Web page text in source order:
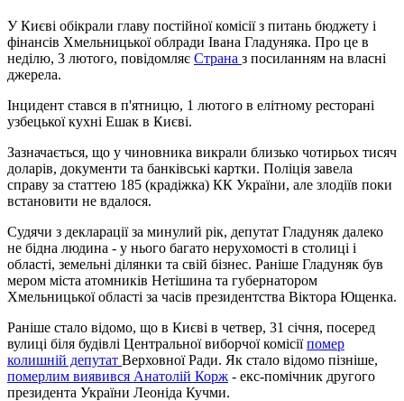
У Києві обікрали главу постійної комісії з питань бюджету і
фінансів Хмельницької облради Івана Гладуняка. Про це в
неділю, 3 лютого, повідомляє Страна з посиланням на власні
джерела.
Інцидент стався в п'ятницю, 1 лютого в елітному ресторані
узбецької кухні Ешак в Києві.
Зазначається, що у чиновника викрали близько чотирьох тисяч
доларів, документи та банківські картки. Поліція завела
справу за статтею 185 (крадіжка) КК України, але злодіїв поки
встановити не вдалося.
Судячи з декларації за минулий рік, депутат Гладуняк далеко
не бідна людина - у нього багато нерухомості в столиці і
області, земельні ділянки та свій бізнес. Раніше Гладуняк був
мером міста атомників Нетішина та губернатором
Хмельницької області за часів президентства Віктора Ющенка.
Раніше стало відомо, що в Києві в четвер, 31 січня, посеред
вулиці біля будівлі Центральної виборчої комісіїпомер
колишній депутат Верховної Ради. Як стало відомо пізніше,
померлим виявився Анатолій Корж - екс-помічник другого
президента України Леоніда Кучми.